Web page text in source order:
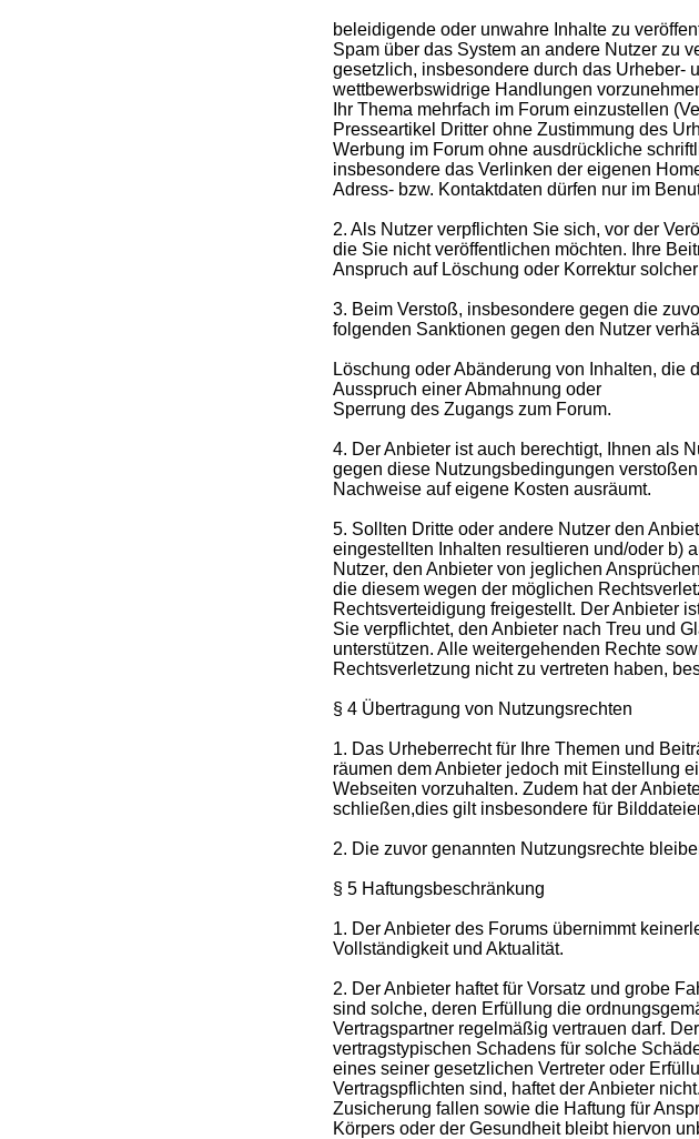
beleidigende oder unwahre Inhalte zu
Spam über das System an andere Nutzer zu
gesetzlich, insbesondere durch das Urheber-
wettbewerbswidrige Handlungen
Ihr Thema mehrfach im Forum einzustellen
Presseartikel Dritter ohne Zustimmung des
Werbung im Forum ohne ausdrückliche
insbesondere das Verlinken der eigenen
Adress- bzw. Kontaktdaten dürfen nur im
2. Als Nutzer verpflichten Sie sich, vor der
die Sie nicht veröffentlichen möchten. Ihre
Anspruch auf Löschung oder Korrektur
3. Beim Verstoß, insbesondere gegen die
folgenden Sanktionen gegen den Nutzer
Löschung oder Abänderung von Inhalten, die
Ausspruch einer Abmahnung oder
Sperrung des Zugangs zum Forum.
4. Der Anbieter ist auch berechtigt, Ihnen als
gegen diese Nutzungsbedingungen
Nachweise auf eigene Kosten ausräumt.
5. Sollten Dritte oder andere Nutzer den
eingestellten Inhalten resultieren und/oder b)
Nutzer, den Anbieter von jeglichen
die diesem wegen der möglichen
Rechtsverteidigung freigestellt. Der Anbieter
Sie verpflichtet, den Anbieter nach Treu und
unterstützen. Alle weitergehenden Rechte
Rechtsverletzung nicht zu vertreten haben,
§ 4 Übertragung von Nutzungsrechten
1. Das Urheberrecht für Ihre Themen und
räumen dem Anbieter jedoch mit Einstellung
Webseiten vorzuhalten. Zudem hat der
schließen,dies gilt insbesondere für
2. Die zuvor genannten Nutzungsrechte
§ 5 Haftungsbeschränkung
1. Der Anbieter des Forums übernimmt
Vollständigkeit und Aktualität.
2. Der Anbieter haftet für Vorsatz und grobe
sind solche, deren Erfüllung die
Vertragspartner regelmäßig vertrauen darf.
vertragstypischen Schadens für solche
eines seiner gesetzlichen Vertreter oder
Vertragspflichten sind, haftet der Anbieter
Zusicherung fallen sowie die Haftung für
Körpers oder der Gesundheit bleibt hiervon